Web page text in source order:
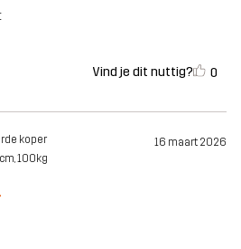
Vind je dit nuttig? 0
koper 16 maart 2026
100kg